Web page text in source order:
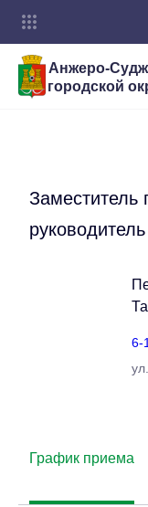
Анжеро-
городской
Заместитель
6-
График приема